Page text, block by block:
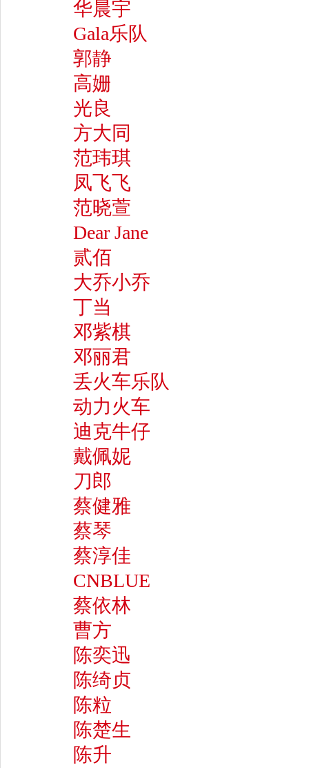
华晨宇
Gala乐队
郭静
高姗
光良
方大同
范玮琪
凤飞飞
范晓萱
Dear Jane
贰佰
大乔小乔
丁当
邓紫棋
邓丽君
丢火车乐队
动力火车
迪克牛仔
戴佩妮
刀郎
蔡健雅
蔡琴
蔡淳佳
CNBLUE
蔡依林
曹方
陈奕迅
陈绮贞
陈粒
陈楚生
陈升